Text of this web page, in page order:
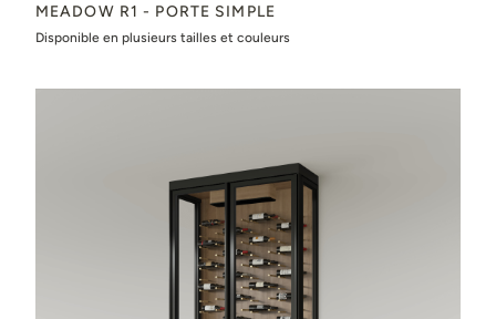
MEADOW R1 - PORTE SIMPLE
Disponible en plusieurs tailles et couleurs